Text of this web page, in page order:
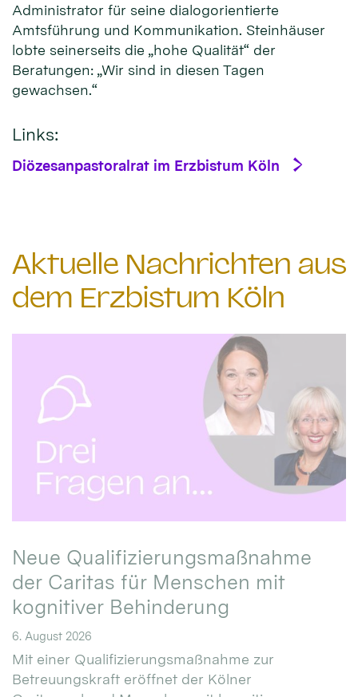
Administrator für seine dialogorientierte
Amtsführung und Kommunikation. Steinhäuser
lobte seinerseits die „hohe Qualität“ der
Beratungen: „Wir sind in diesen Tagen
gewachsen.“
Links:
Diözesanpastoralrat im Erzbistum Köln
Aktuelle Nachrichten aus
dem Erzbistum Köln
Neue Qualifizierungsmaßnahme
der Caritas für Menschen mit
kognitiver Behinderung
6. August 2026
Mit einer Qualifizierungsmaßnahme zur
Betreuungskraft eröffnet der Kölner